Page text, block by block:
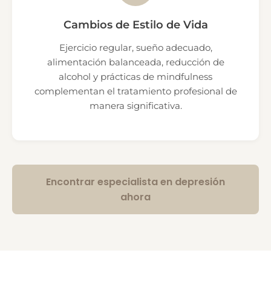
Cambios de Estilo de Vida
Ejercicio regular, sueño adecuado,
alimentación balanceada, reducción de
alcohol y prácticas de mindfulness
complementan el tratamiento profesional de
manera significativa.
Encontrar especialista en depresión
ahora